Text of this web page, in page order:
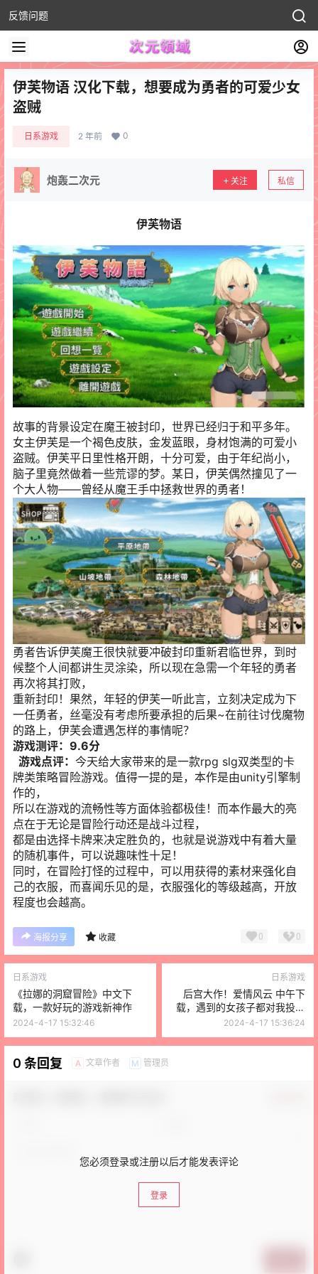
反馈问题
伊芙物语 汉化下载，想要成为勇者的可爱少女
盗贼
日系游戏 2 年前 0
炮轰二次元 关注 私信
伊芙物语
故事的背景设定在魔王被封印，世界已经归于和平多年。
女主伊芙是一个褐色皮肤，金发蓝眼，身材饱满的可爱小
盗贼。伊芙平日里性格开朗，十分可爱，由于年纪尚小，
脑子里竟然做着一些荒谬的梦。某日，伊芙偶然撞见了一
个大人物——曾经从魔王手中拯救世界的勇者！
勇者告诉伊芙魔王很快就要冲破封印重新君临世界，到时
候整个人间都讲生灵涂染，所以现在急需一个年轻的勇者
再次将其打败，
重新封印！果然，年轻的伊芙一听此言，立刻决定成为下
一任勇者，丝毫没有考虑所要承担的后果~在前往讨伐魔物
的路上，伊芙会遭遇怎样的事情呢？
游戏测评：9.6分
游戏点评： 今天给大家带来的是一款rpg slg双类型的卡
牌类策略冒险游戏。值得一提的是，本作是由unity引擎制
作的，
所以在游戏的流畅性等方面体验都极佳！而本作最大的亮
点在于无论是冒险行动还是战斗过程，
都是由选择卡牌来决定胜负的，也就是说游戏中有着大量
的随机事件，可以说趣味性十足！
同时，在冒险打怪的过程中，可以用获得的素材来强化自
己的衣服，而喜闻乐见的是，衣服强化的等级越高，开放
程度也会越高。
海报分享 收藏 0 0
日系游戏
《拉娜的洞窟冒险》中文下
载，一款好玩的游戏新神作
2024-4-17 15:32:46
日系游戏
后宫大作！爱情风云 中午下
载，遇到的女孩子都对我投怀
送抱
2024-4-17 15:36:24
0 条回复 A 文章作者 M 管理员
您必须登录或注册以后才能发表评论
登录